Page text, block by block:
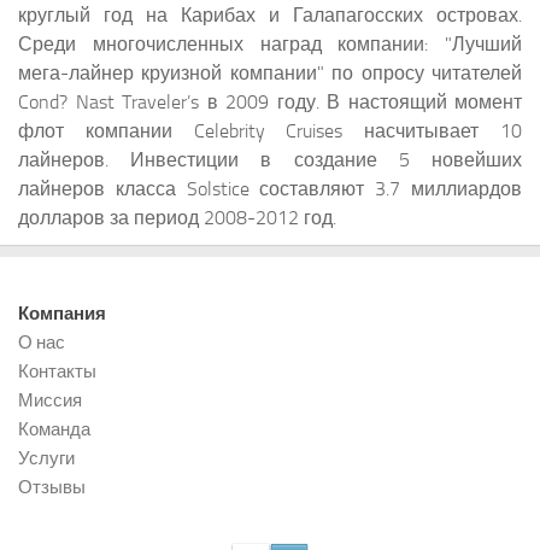
круглый год на Карибах и Галапагосских островах.
Среди многочисленных наград компании: "Лучший
мега-лайнер круизной компании" по опросу читателей
Cond? Nast Traveler’s в 2009 году. В настоящий момент
флот компании Celebrity Cruises насчитывает 10
лайнеров. Инвестиции в создание 5 новейших
лайнеров класса Solstice составляют 3.7 миллиардов
долларов за период 2008-2012 год.
Компания
О нас
Контакты
Миссия
Команда
Услуги
Отзывы